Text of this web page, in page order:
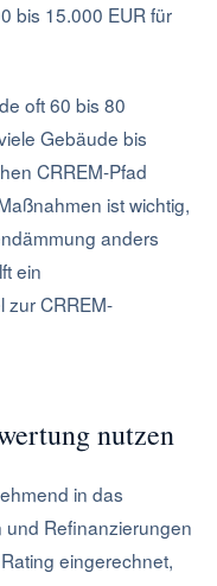
bis 15.000 EUR für
oft 60 bis 80
Gebäude bis
CRREM-Pfad
ist wichtig,
anders
ein
zur CRREM-
nutzen
in das
und Refinanzierungen
eingerechnet,